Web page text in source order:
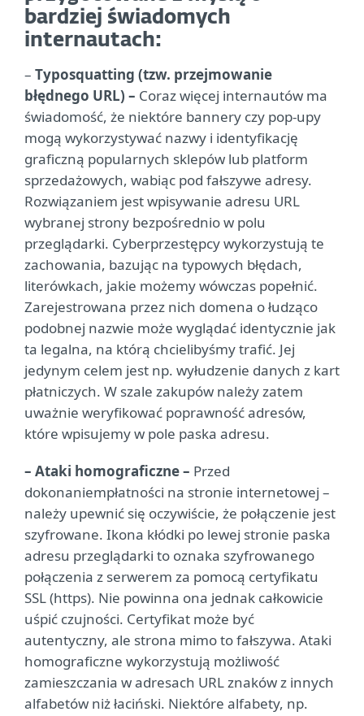
bardziej świadomych
internautach:
– Typosquatting (tzw. przejmowanie
błędnego URL) – Coraz więcej internautów ma
świadomość, że niektóre bannery czy pop-upy
mogą wykorzystywać nazwy i identyfikację
graficzną popularnych sklepów lub platform
sprzedażowych, wabiąc pod fałszywe adresy.
Rozwiązaniem jest wpisywanie adresu URL
wybranej strony bezpośrednio w polu
przeglądarki. Cyberprzestępcy wykorzystują te
zachowania, bazując na typowych błędach,
literówkach, jakie możemy wówczas popełnić.
Zarejestrowana przez nich domena o łudząco
podobnej nazwie może wyglądać identycznie jak
ta legalna, na którą chcielibyśmy trafić. Jej
jedynym celem jest np. wyłudzenie danych z kart
płatniczych. W szale zakupów należy zatem
uważnie weryfikować poprawność adresów,
które wpisujemy w pole paska adresu.
– Ataki homograficzne – Przed
dokonaniempłatności na stronie internetowej –
należy upewnić się oczywiście, że połączenie jest
szyfrowane. Ikona kłódki po lewej stronie paska
adresu przeglądarki to oznaka szyfrowanego
połączenia z serwerem za pomocą certyfikatu
SSL (https). Nie powinna ona jednak całkowicie
uśpić czujności. Certyfikat może być
autentyczny, ale strona mimo to fałszywa. Ataki
homograficzne wykorzystują możliwość
zamieszczania w adresach URL znaków z innych
alfabetów niż łaciński. Niektóre alfabety, np.